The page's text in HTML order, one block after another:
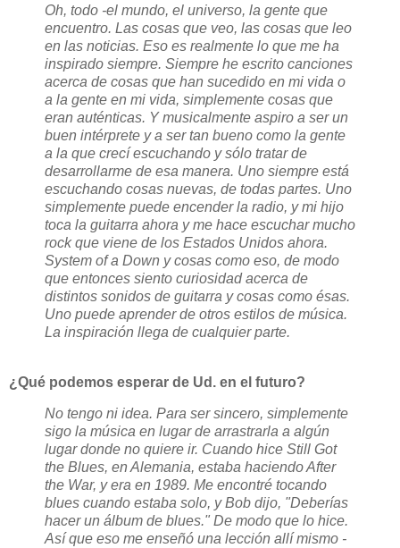
Oh, todo -el mundo, el universo, la gente que
encuentro. Las cosas que veo, las cosas que leo
en las noticias. Eso es realmente lo que me ha
inspirado siempre. Siempre he escrito canciones
acerca de cosas que han sucedido en mi vida o
a la gente en mi vida, simplemente cosas que
eran auténticas. Y musicalmente aspiro a ser un
buen intérprete y a ser tan bueno como la gente
a la que crecí escuchando y sólo tratar de
desarrollarme de esa manera. Uno siempre está
escuchando cosas nuevas, de todas partes. Uno
simplemente puede encender la radio, y mi hijo
toca la guitarra ahora y me hace escuchar mucho
rock que viene de los Estados Unidos ahora.
System of a Down y cosas como eso, de modo
que entonces siento curiosidad acerca de
distintos sonidos de guitarra y cosas como ésas.
Uno puede aprender de otros estilos de música.
La inspiración llega de cualquier parte.
¿Qué podemos esperar de Ud. en el futuro?
No tengo ni idea. Para ser sincero, simplemente
sigo la música en lugar de arrastrarla a algún
lugar donde no quiere ir. Cuando hice Still Got
the Blues, en Alemania, estaba haciendo After
the War, y era en 1989. Me encontré tocando
blues cuando estaba solo, y Bob dijo, "Deberías
hacer un álbum de blues." De modo que lo hice.
Así que eso me enseñó una lección allí mismo -